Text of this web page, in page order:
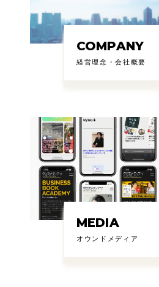
COMPANY
経営理念・会社概要
MEDIA
オウンドメディア